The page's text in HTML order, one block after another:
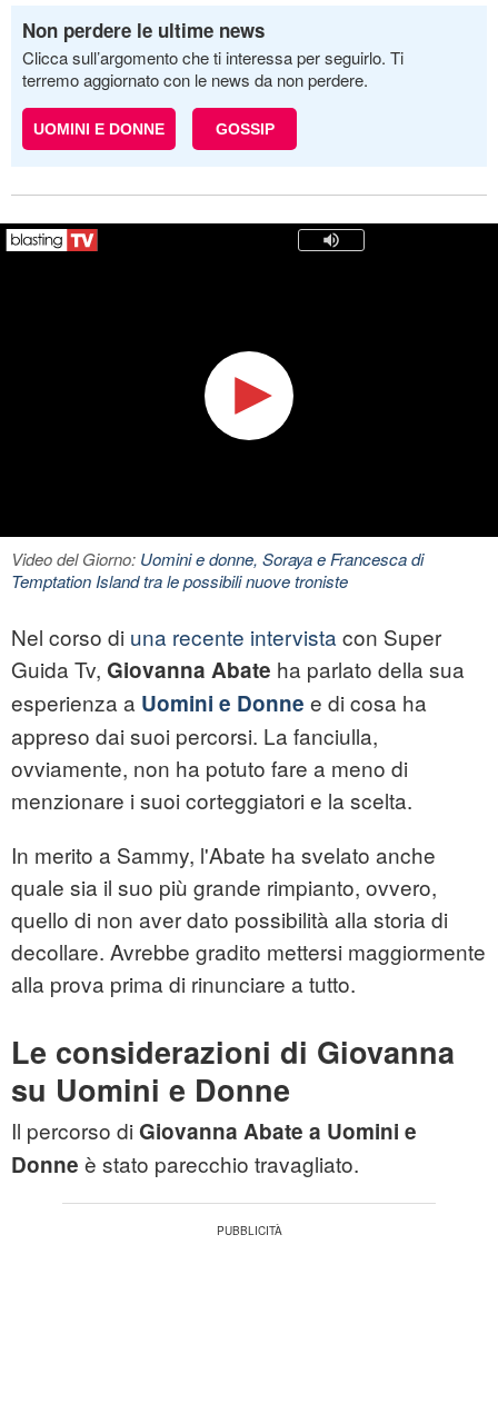
Non perdere le ultime news
Clicca sull’argomento che ti interessa per seguirlo. Ti
terremo aggiornato con le news da non perdere.
UOMINI E DONNE GOSSIP
Video del Giorno: Uomini e donne, Soraya e Francesca di
Temptation Island tra le possibili nuove troniste
Nel corso di una recente intervista con Super
Guida Tv, Giovanna Abate ha parlato della sua
esperienza a Uomini e Donne e di cosa ha
appreso dai suoi percorsi. La fanciulla,
ovviamente, non ha potuto fare a meno di
menzionare i suoi corteggiatori e la scelta.
In merito a Sammy, l'Abate ha svelato anche
quale sia il suo più grande rimpianto, ovvero,
quello di non aver dato possibilità alla storia di
decollare. Avrebbe gradito mettersi maggiormente
alla prova prima di rinunciare a tutto.
Le considerazioni di Giovanna
su Uomini e Donne
Il percorso di Giovanna Abate a Uomini e
Donne è stato parecchio travagliato.